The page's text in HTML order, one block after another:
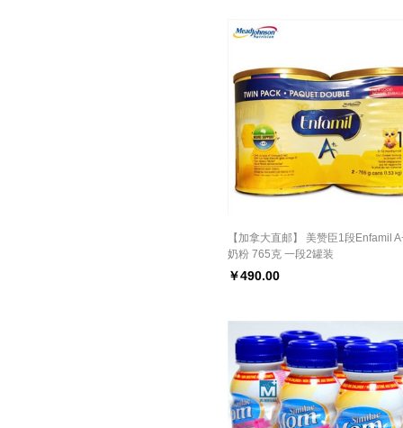
【加拿大直邮】 美赞臣1段Enfamil
奶粉 765克 一段2罐装
￥490.00